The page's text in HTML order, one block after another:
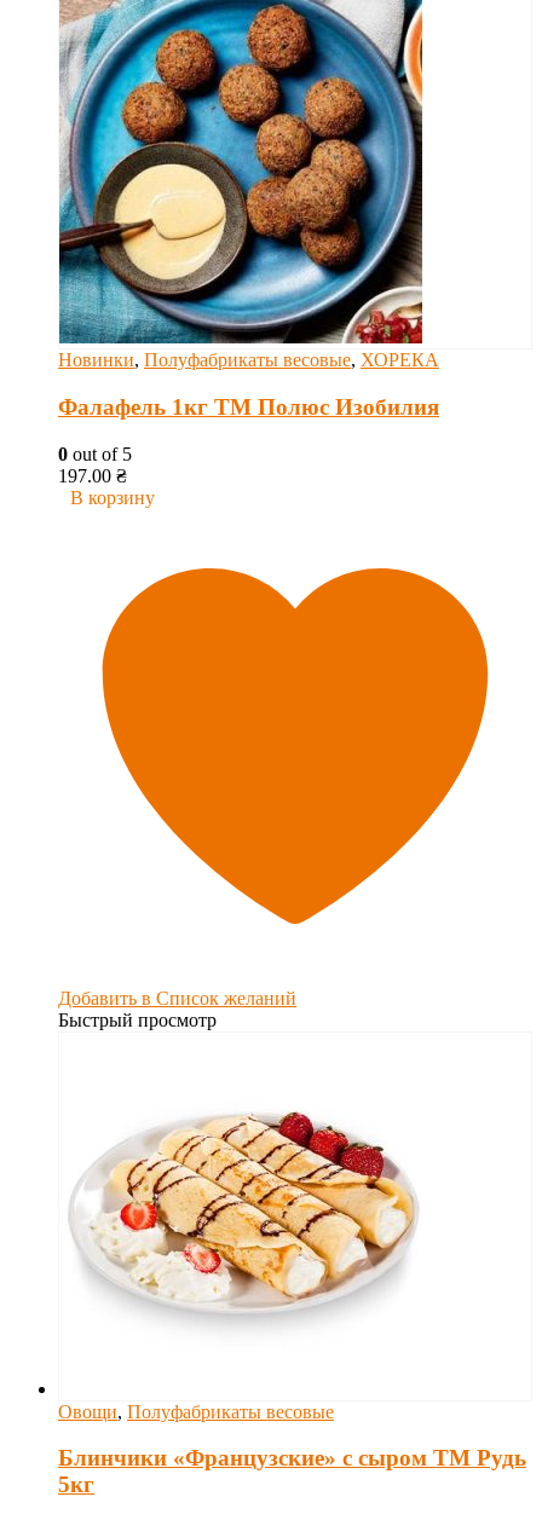
Новинки, Полуфабрикаты весовые, ХОРЕКА
Фалафель 1кг ТМ Полюс Изобилия
0 out of 5
197.00 ₴
В корзину
Добавить в Список желаний
Быстрый просмотр
Овощи, Полуфабрикаты весовые
Блинчики «Французские» с сыром ТМ Рудь
5кг